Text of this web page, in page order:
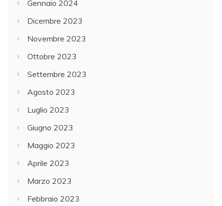
Gennaio 2024
Dicembre 2023
Novembre 2023
Ottobre 2023
Settembre 2023
Agosto 2023
Luglio 2023
Giugno 2023
Maggio 2023
Aprile 2023
Marzo 2023
Febbraio 2023